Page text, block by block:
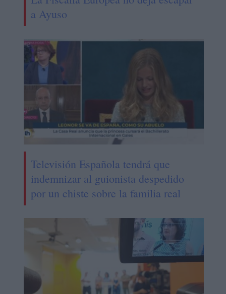
a Ayuso
Televisión Española tendrá que
indemnizar al guionista despedido
por un chiste sobre la familia real